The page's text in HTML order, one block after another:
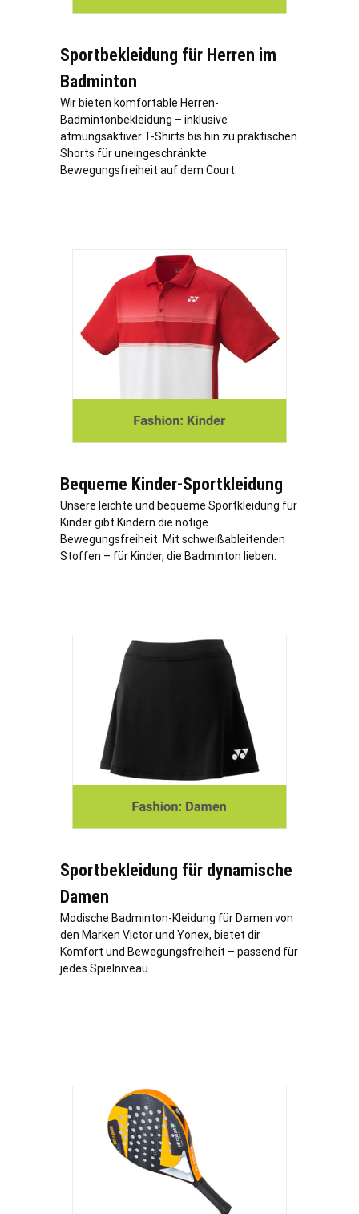
Sportbekleidung für Herren im
Badminton
Wir bieten komfortable Herren-
Badmintonbekleidung – inklusive
atmungsaktiver T-Shirts bis hin zu praktischen
Shorts für uneingeschränkte
Bewegungsfreiheit auf dem Court.
Bequeme Kinder-Sportkleidung
Unsere leichte und bequeme Sportkleidung für
Kinder gibt Kindern die nötige
Bewegungsfreiheit. Mit schweißableitenden
Stoffen – für Kinder, die Badminton lieben.
Sportbekleidung für dynamische
Damen
Modische Badminton-Kleidung für Damen von
den Marken Victor und Yonex, bietet dir
Komfort und Bewegungsfreiheit – passend für
jedes Spielniveau.